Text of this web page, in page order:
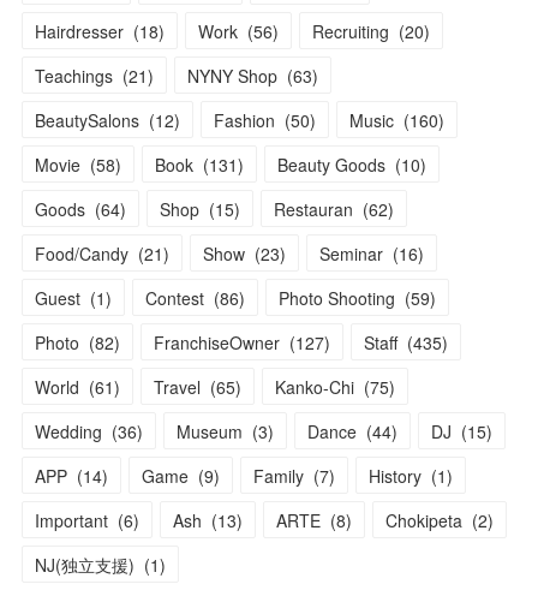
Hairdresser (18) Work (56) Recruiting (20)
Teachings (21) NYNY Shop (63)
BeautySalons (12) Fashion (50) Music (160)
Movie (58) Book (131) Beauty Goods (10)
Goods (64) Shop (15) Restauran (62)
Food/Candy (21) Show (23) Seminar (16)
Guest (1) Contest (86) Photo Shooting (59)
Photo (82) FranchiseOwner (127) Staff (435)
World (61) Travel (65) Kanko-Chi (75)
Wedding (36) Museum (3) Dance (44) DJ (15)
APP (14) Game (9) Family (7) History (1)
Important (6) Ash (13) ARTE (8) Chokipeta (2)
NJ(独立支援) (1)